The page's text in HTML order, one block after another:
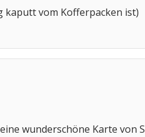
kaputt vom Kofferpacken ist)
wunderschöne Karte von